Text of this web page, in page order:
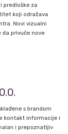
predloške za
koji odražava
Novi vizualni
privuče nove
s brandom
kontakt informacije i
i prepoznatljiv